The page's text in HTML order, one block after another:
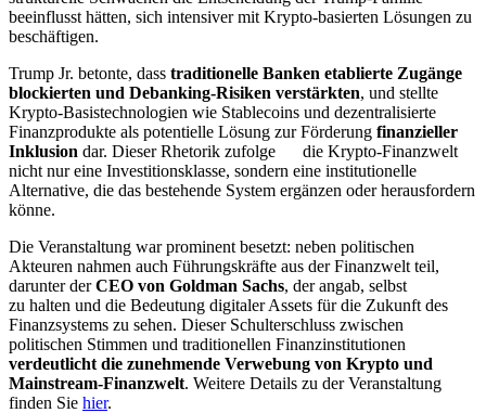
beeinflusst hätten, sich intensiver mit Krypto-basierten Lösungen zu
beschäftigen.
Trump Jr. betonte, dass traditionelle Banken etablierte Zugänge
blockierten und Debanking-Risiken verstärkten, und stellte
Krypto-Basistechnologien wie Stablecoins und dezentralisierte
Finanzprodukte als potentielle Lösung zur Förderung finanzieller
Inklusion dar. Dieser Rhetorik zufolge
die Krypto-Finanzwelt
nicht nur eine Investitionsklasse, sondern eine institutionelle
Alternative, die das bestehende System ergänzen oder herausfordern
könne.
Die Veranstaltung war prominent besetzt: neben politischen
Akteuren nahmen auch Führungskräfte aus der Finanzwelt teil,
darunter derCEO von Goldman Sachs, der angab, selbst
zu halten und die Bedeutung digitaler Assets für die Zukunft des
Finanzsystems zu sehen. Dieser Schulterschluss zwischen
politischen Stimmen und traditionellen Finanzinstitutionen
verdeutlicht die zunehmende Verwebung von Krypto und
Mainstream-Finanzwelt. Weitere Details zu der Veranstaltung
finden Sie hier.